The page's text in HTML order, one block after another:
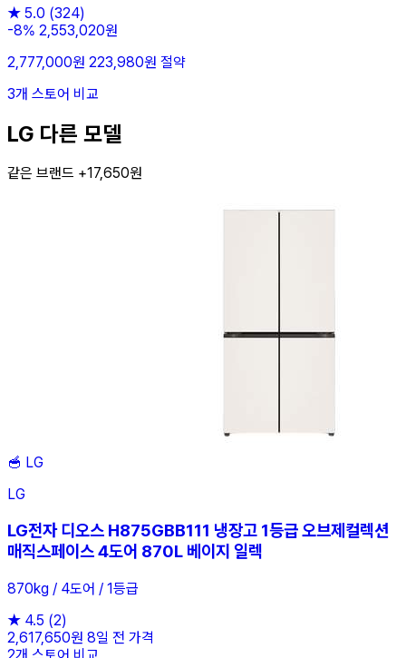
★ 5.0 (324)
-8% 2,553,020원
2,777,000원 223,980원 절약
3개 스토어 비교
LG 다른 모델
같은 브랜드 +17,650원
🥣 LG
LG
LG전자 디오스 H875GBB111 냉장고 1등급 오브제컬렉션
매직스페이스 4도어 870L 베이지 일렉
870kg / 4도어 / 1등급
★ 4.5 (2)
2,617,650원 8일 전 가격
2개 스토어 비교